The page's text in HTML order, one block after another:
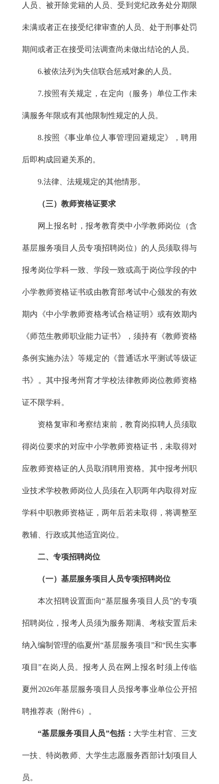
人员、被开除党籍的人员、受到党纪政务处分期限
未满或者正在接受纪律审查的人员、处于刑事处罚
期间或者正在接受司法调查尚未做出结论的人员。
6.被依法列为失信联合惩戒对象的人员。
7.按照有关规定，在定向（服务）单位工作未
满服务年限或有其他限制性规定的人员。
8.按照《事业单位人事管理回避规定》，聘用
后即构成回避关系的。
9.法律、法规规定的其他情形。
（三）教师资格证要求
网上报名时，报考教育类中小学教师岗位（含
基层服务项目人员专项招聘岗位）的人员须取得与
报考岗位学科一致、学段一致或高于岗位学段的中
小学教师资格证书或由教育部考试中心颁发的有效
期内《中小学教师资格考试合格证明》或有效期内
《师范生教师职业能力证书》，须持有《教师资格
条例实施办法》等规定的《普通话水平测试等级证
书》。其中报考州育才学校法律教师岗位教师资格
证不限学科。
资格复审和考察结束前，教育岗拟聘人员须取
得岗位要求的对应中小学教师资格证书，未取得对
应教师资格证的人员取消聘用资格。其中报考州职
业技术学校教师岗位人员须在入职两年内取得对应
学科中职教师资格证，两年后若未取得，将调整至
教辅、行政或其他适宜岗位。
二、专项招聘岗位
（一）基层服务项目人员专项招聘岗位
本次招聘设置面向“基层服务项目人员”的专项
招聘岗位，报考人员须为服务期满、考核安置后未
纳入编制管理的临夏州“基层服务项目”和“民生实事
项目”在岗人员。报考人员在网上报名时须上传临
夏州2026年基层服务项目人员报考事业单位公开招
聘推荐表（附件6）。
“基层服务项目人员”包括： 大学生村官、三支
一扶、特岗教师、大学生志愿服务西部计划项目人
员。